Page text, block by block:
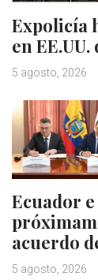
Expolicía
en
5 agosto, 2026
Ecuador
acuerdo
5 agosto, 2026